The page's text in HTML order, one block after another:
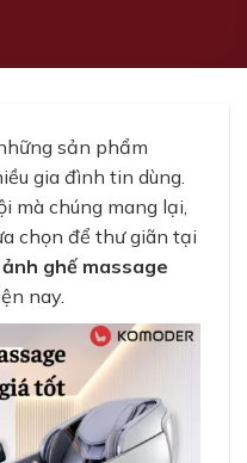
sản phẩm
gia đình tin dùng.
mà chúng mang lại,
chọn để thư giãn tại
ghế massage
nay.